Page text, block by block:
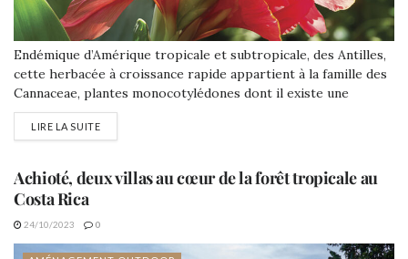
Endémique d’Amérique tropicale et subtropicale, des Antilles,
cette herbacée à croissance rapide appartient à la famille des
Cannaceae, plantes monocotylédones dont il existe une
cinquantaine d’espèces et de nombreux hybrides. Le plant il y
a plus de 4000 ans était cultivé au Pérou jusqu’à 2500 mètres
LIRE LA SUITE
Achioté, deux villas au cœur de la forêt tropicale au
Costa Rica
24/10/2023 0